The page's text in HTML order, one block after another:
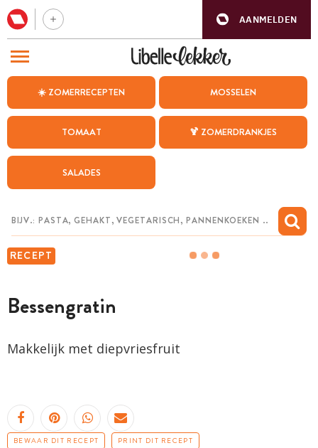
AANMELDEN
☀️ ZOMERRECEPTEN MOSSELEN
TOMAAT 🍹 ZOMERDRANKJES
SALADES
RECEPT
Bessengratin
Makkelijk met diepvriesfruit
BEWAAR DIT RECEPT PRINT DIT RECEPT
BEZOEK ONZE ANDERE WEBSITES
WEEKMENU
CHAT MET MAIA
MIJN BEWAARDE RECEPTEN